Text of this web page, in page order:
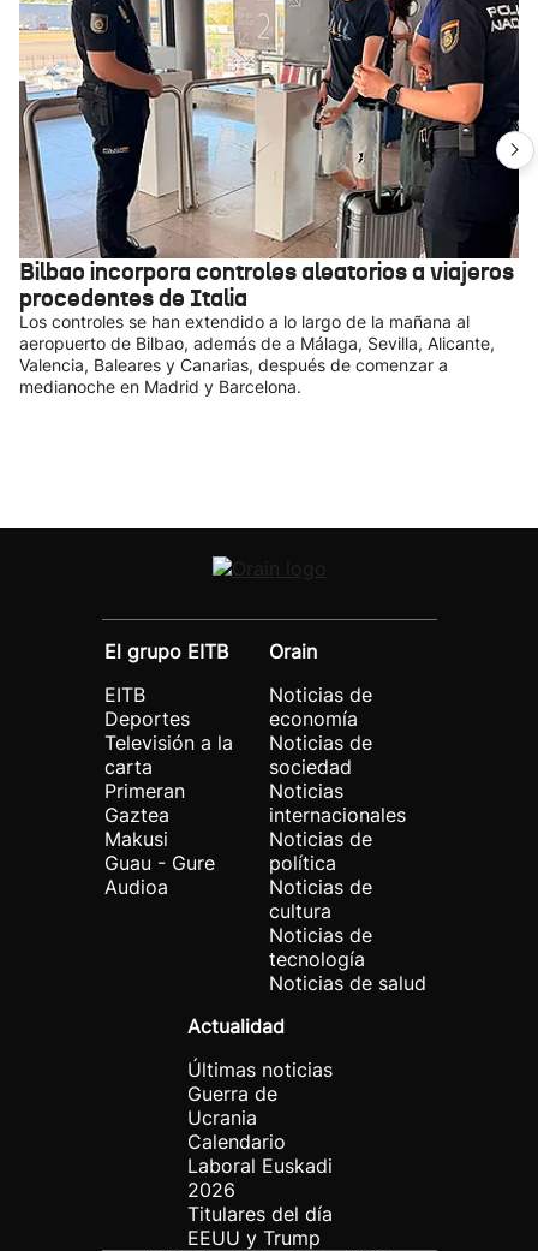
Bilbao incorpora controles aleatorios a viajeros
procedentes de Italia
Los controles se han extendido a lo largo de la mañana al
aeropuerto de Bilbao, además de a Málaga, Sevilla, Alicante,
Valencia, Baleares y Canarias, después de comenzar a
medianoche en Madrid y Barcelona.
El grupo EITB
EITB
Deportes
Televisión a la
carta
Primeran
Gaztea
Makusi
Guau - Gure
Audioa
Orain
Noticias de
economía
Noticias de
sociedad
Noticias
internacionales
Noticias de
política
Noticias de
cultura
Noticias de
tecnología
Noticias de salud
Actualidad
Últimas noticias
Guerra de
Ucrania
Calendario
Laboral Euskadi
2026
Titulares del día
EEUU y Trump